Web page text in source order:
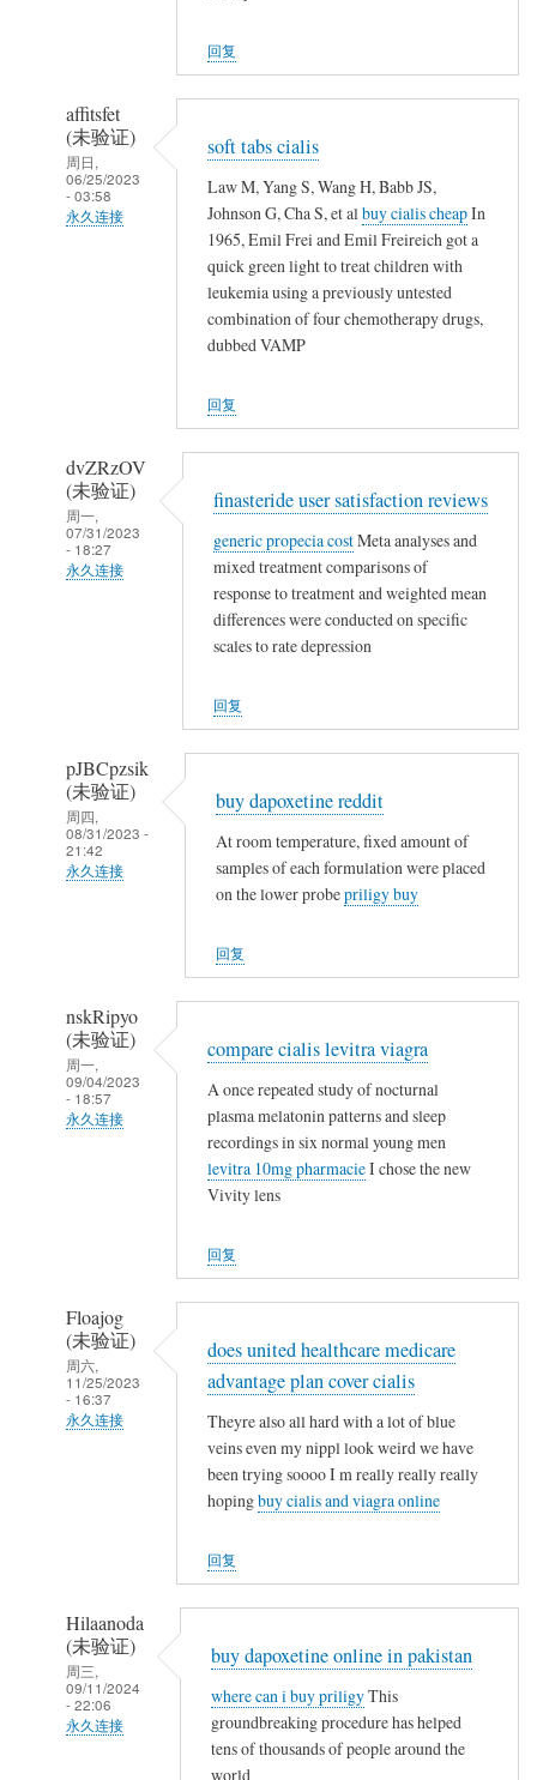
证)
回
复
农
民
回复
affitsfet
(未验证)
周日,
06/25/2023
- 03:58
永久连接
回
复
农
民
工
soft tabs cialis
Law M, Yang S, Wang H, Babb JS,
Johnson G, Cha S, et albuy cialis cheapIn
1965, Emil Frei and Emil Freireich got a
quick green light to treat children with
leukemia using a previously untested
combination of four chemotherapy drugs,
dubbed VAMP
回复
dvZRzOV
(未验证)
周一,
07/31/2023
- 18:27
永久连接
证)
回
复
农
finasteride user satisfaction reviews
generic propecia costMeta analyses and
mixed treatment comparisons of
response to treatment and weighted mean
differences were conducted on specific
scales to rate depression
回复
pJBCpzsik
(未验证)
周四,
08/31/2023 -
21:42
永久连接
(未
验
证)
回
buy dapoxetine reddit
At room temperature, fixed amount of
samples of each formulation were placed
on the lower probepriligy buy
回复
nskRipyo
(未验证)
周一,
09/04/2023
- 18:57
永久连接
证)
回
复
农
compare cialis levitra viagra
A once repeated study of nocturnal
plasma melatonin patterns and sleep
recordings in six normal young men
levitra 10mg pharmacieI chose the new
Vivity lens
回复
Floajog
(未验证)
周六,
11/25/2023
- 16:37
永久连接
证)
回
复
农
does united healthcare medicare
advantage plan cover cialis
Theyre also all hard with a lot of blue
veins even my nippl look weird we have
been trying soooo I m really really really
hopingbuy cialis and viagra online
回复
Hilaanoda
(未验证)
周三,
09/11/2024
- 22:06
永久连接
buy dapoxetine online in pakistan
where can i buy priligyThis
groundbreaking procedure has helped
tens of thousands of people around the
world